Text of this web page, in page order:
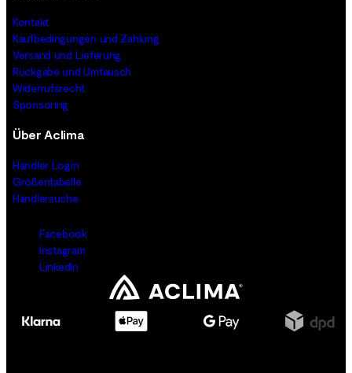
Kontakt
Kaufbedingungen und Zahlung
Versand und Lieferung
Rückgabe und Umtausch
Widerrufsrecht
Sponsoring
Über Aclima
Händler Login
Größentabelle
Händlersuche
Facebook
Instagram
LinkedIn